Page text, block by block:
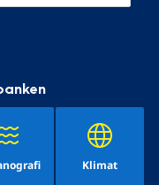
Klimat